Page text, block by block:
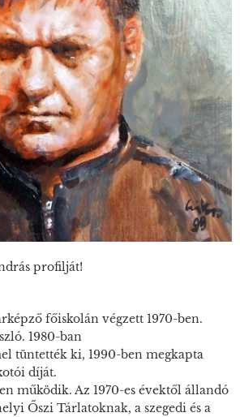
profilját!
főiskolán végzett 1970-ben.
1980-ban
tüntették ki, 1990-ben megkapta
díját.
működik. Az 1970-es évektől állandó
Őszi Tárlatoknak, a szegedi és a